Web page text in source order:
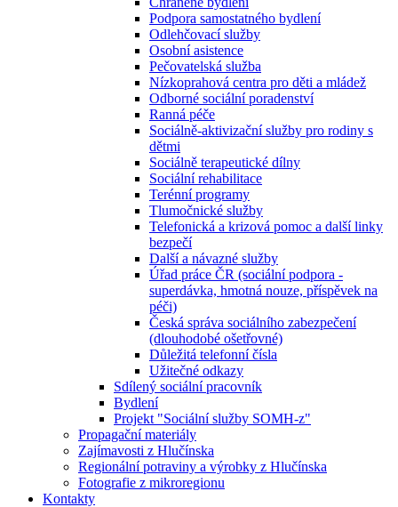
Podpora samostatného bydlení
Odlehčovací služby
Osobní asistence
Pečovatelská služba
Nízkoprahová centra pro děti a mládež
Odborné sociální poradenství
Ranná péče
Sociálně-aktivizační služby pro rodiny s
dětmi
Sociálně terapeutické dílny
Sociální rehabilitace
Terénní programy
Tlumočnické služby
Telefonická a krizová pomoc a další linky
bezpečí
Další a návazné služby
Úřad práce ČR (sociální podpora -
superdávka, hmotná nouze, příspěvek na
péči)
Česká správa sociálního zabezpečení
(dlouhodobé ošetřovné)
Důležitá telefonní čísla
Užitečné odkazy
Sdílený sociální pracovník
Bydlení
Projekt "Sociální služby SOMH-z"
Propagační materiály
Zajímavosti z Hlučínska
Regionální potraviny a výrobky z Hlučínska
Fotografie z mikroregionu
Kontakty